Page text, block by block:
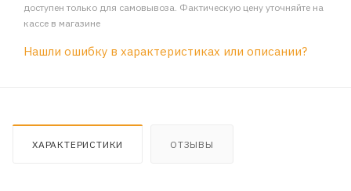
доступен только для самовывоза. Фактическую цену уточняйте на
кассе в магазине
Нашли ошибку в характеристиках или описании?
ХАРАКТЕРИСТИКИ ОТЗЫВЫ